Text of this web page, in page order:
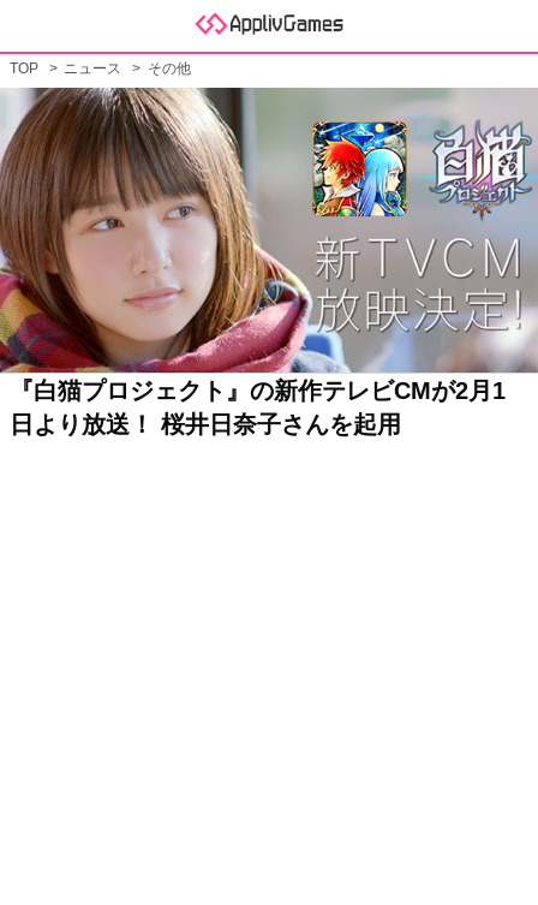
TOP ニュース その他
『白猫プロジェクト』の新作テレビCMが2月1
日より放送！ 桜井日奈子さんを起用